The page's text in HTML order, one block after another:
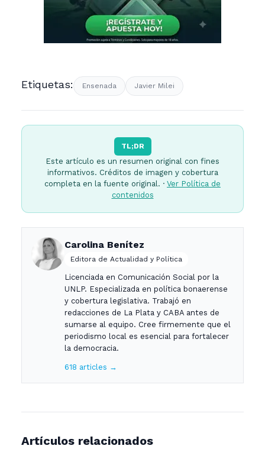
Etiquetas: Ensenada Javier Milei
TL;DR
Este artículo es un resumen original con fines
informativos. Créditos de imagen y cobertura
completa en la fuente original. · Ver Política de
contenidos
Carolina Benítez
Editora de Actualidad y Política
Licenciada en Comunicación Social por la
UNLP. Especializada en política bonaerense
y cobertura legislativa. Trabajó en
redacciones de La Plata y CABA antes de
sumarse al equipo. Cree firmemente que el
periodismo local es esencial para fortalecer
la democracia.
618 articles →
Artículos relacionados